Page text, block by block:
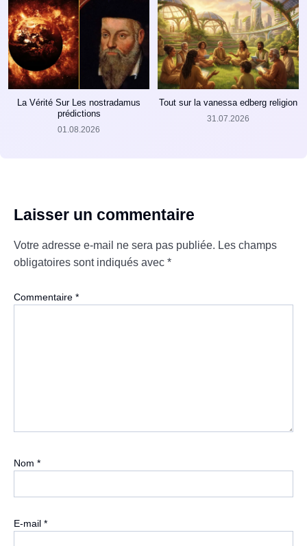
La Vérité Sur Les nostradamus
prédictions
01.08.2026
Tout sur la vanessa edberg religion
31.07.2026
Laisser un commentaire
Votre adresse e-mail ne sera pas publiée. Les champs
obligatoires sont indiqués avec *
Commentaire *
Nom *
E-mail *